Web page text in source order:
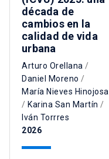
década de
cambios en la
calidad de vida
urbana
Arturo Orellana /
Daniel Moreno /
María Nieves Hinojosa
/ Karina San Martín /
Iván Torrres
2026